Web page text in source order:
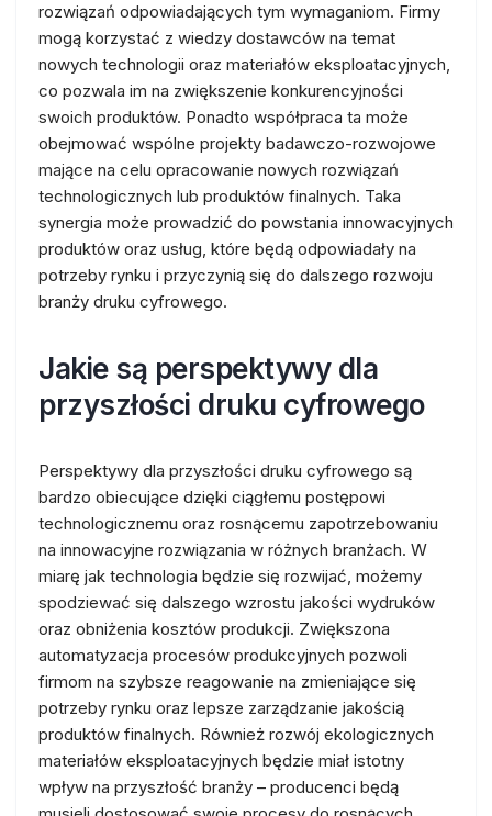
rozwiązań odpowiadających tym wymaganiom. Firmy
mogą korzystać z wiedzy dostawców na temat
nowych technologii oraz materiałów eksploatacyjnych,
co pozwala im na zwiększenie konkurencyjności
swoich produktów. Ponadto współpraca ta może
obejmować wspólne projekty badawczo-rozwojowe
mające na celu opracowanie nowych rozwiązań
technologicznych lub produktów finalnych. Taka
synergia może prowadzić do powstania innowacyjnych
produktów oraz usług, które będą odpowiadały na
potrzeby rynku i przyczynią się do dalszego rozwoju
branży druku cyfrowego.
Jakie są perspektywy dla
przyszłości druku cyfrowego
Perspektywy dla przyszłości druku cyfrowego są
bardzo obiecujące dzięki ciągłemu postępowi
technologicznemu oraz rosnącemu zapotrzebowaniu
na innowacyjne rozwiązania w różnych branżach. W
miarę jak technologia będzie się rozwijać, możemy
spodziewać się dalszego wzrostu jakości wydruków
oraz obniżenia kosztów produkcji. Zwiększona
automatyzacja procesów produkcyjnych pozwoli
firmom na szybsze reagowanie na zmieniające się
potrzeby rynku oraz lepsze zarządzanie jakością
produktów finalnych. Również rozwój ekologicznych
materiałów eksploatacyjnych będzie miał istotny
wpływ na przyszłość branży – producenci będą